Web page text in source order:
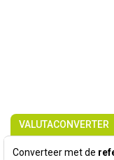
VALUTACONVERTER
Converteer met de